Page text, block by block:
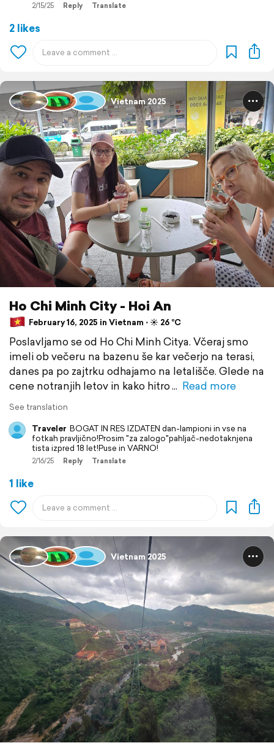
2/15/25 Reply Translate
2 likes
Vietnam 2025
Ho Chi Minh City - Hoi An
February 16, 2025 in Vietnam ⋅ ☀️ 26 °C
Poslavljamo se od Ho Chi Minh Citya. Včeraj smo
imeli ob večeru na bazenu še kar večerjo na terasi,
danes pa po zajtrku odhajamo na letališče. Glede na
cene notranjih letov in kako hitro
Read more
See translation
Traveler BOGAT IN RES IZDATEN dan-lampioni in vse na
fotkah pravljično!Prosim "za zalogo"pahljač-nedotaknjena
tista izpred 18 let!Puse in VARNO!
2/16/25 Reply Translate
1 like
Vietnam 2025